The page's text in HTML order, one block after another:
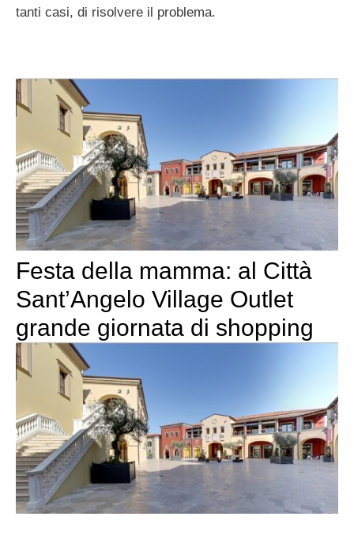
tanti casi, di risolvere il problema.
Festa della mamma: al Città
Sant’Angelo Village Outlet
grande giornata di shopping